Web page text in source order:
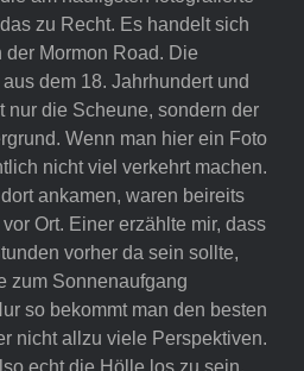
zu Recht. Es handelt sich
Mormon Road. Die
dem 18. Jahrhundert und
nur die Scheune, sondern der
Wenn man hier ein Foto
nicht viel verkehrt machen.
ankamen, waren beireits
Ort. Einer erzählte mir, dass
vorher da sein sollte,
zum Sonnenaufgang
so bekommt man den besten
nicht allzu viele Perspektiven.
echt die Hölle los zu sein,